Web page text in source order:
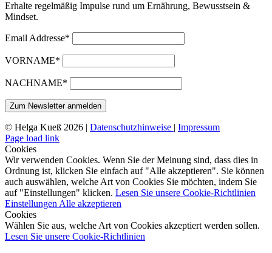
Erhalte regelmäßig Impulse rund um Ernährung, Bewusstsein &
Mindset.
Email Addresse*
VORNAME*
NACHNAME*
© Helga Kueß 2026 | Datenschutzhinweise | Impressum
Page load link
Cookies
Wir verwenden Cookies. Wenn Sie der Meinung sind, dass dies in
Ordnung ist, klicken Sie einfach auf "Alle akzeptieren". Sie können
auch auswählen, welche Art von Cookies Sie möchten, indem Sie
auf "Einstellungen" klicken. Lesen Sie unsere Cookie-Richtlinien
Einstellungen Alle akzeptieren
Cookies
Wählen Sie aus, welche Art von Cookies akzeptiert werden sollen.
Lesen Sie unsere Cookie-Richtlinien